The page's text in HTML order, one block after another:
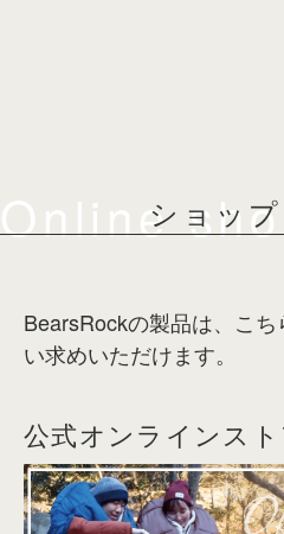
Onlineショッ
BearsRockの製品は、こ
い求めいただけます。
公式オンラインスト